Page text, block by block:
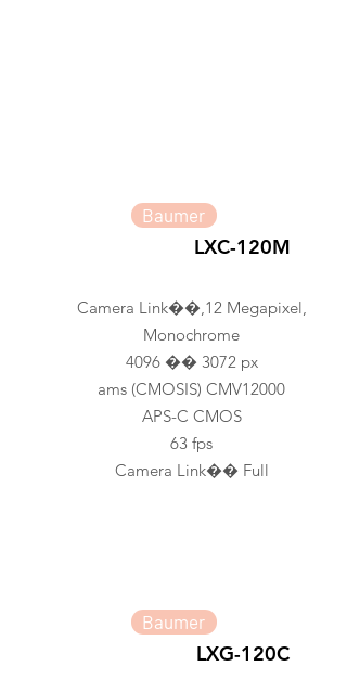
Baumer
LXC-120M
Camera Link��,12 Megapixel,
Monochrome
4096 �� 3072 px
ams (CMOSIS) CMV12000
APS-C CMOS
63 fps
Camera Link�� Full
Baumer
LXG-120C